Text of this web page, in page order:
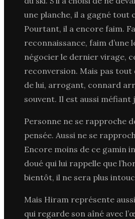
une planche, il a gagné tout
Pourtant, il a encore faim.
reconnaissance, faim
négocier le dernier virage,
reconversion. Mais pas tout
de lui, arrogant, connard
souvent. Il est aussi méfiant
Personne ne se rapproche
pensée. Aussi ne se
Encore moins de ce gamin
doué qui lui rappelle que
bientôt, il ne sera plus
Mais Hiram représente
qui regarde son aîné avec